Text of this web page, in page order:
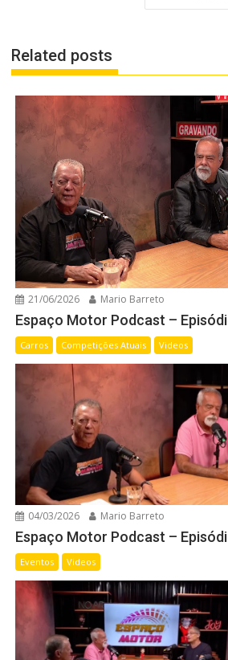
Related posts
21/06/2026 Mario Barreto
Espaço Motor Podcast –
Carros Competições Atuais Videos
04/03/2026 Mario Barreto
Espaço Motor Podcast –
Eventos Videos